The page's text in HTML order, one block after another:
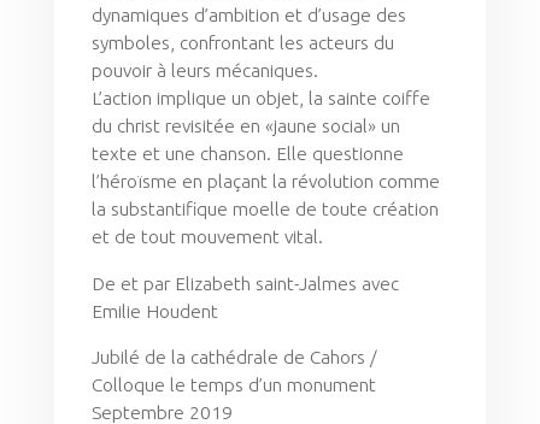
dynamiques d’ambition et d’usage des
symboles, confrontant les acteurs du
pouvoir à leurs mécaniques.
L’action implique un objet, la sainte coiffe
du christ revisitée en «jaune social» un
texte et une chanson. Elle questionne
l’héroïsme en plaçant la révolution comme
la substantifique moelle de toute création
et de tout mouvement vital.
De et par Elizabeth saint-Jalmes avec
Emilie Houdent
Jubilé de la cathédrale de Cahors /
Colloque le temps d’un monument
Septembre 2019